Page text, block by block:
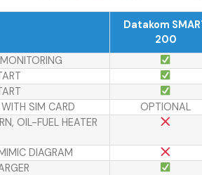
Datakom
200
SIM CARD
OPTIONAL
OIL-FUEL HEATER
DIAGRAM